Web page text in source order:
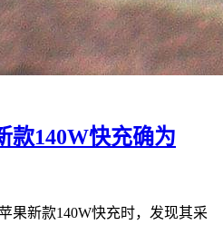
款140W快充确为
果新款140W快充时，发现其采